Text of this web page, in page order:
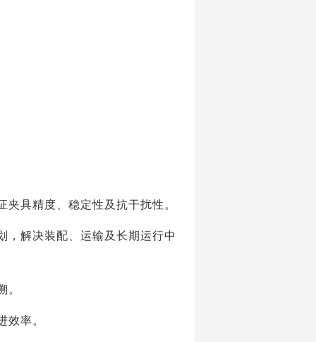
具精度、稳定性及抗干扰性。
，解决装配、运输及长期运行中
。
效率。